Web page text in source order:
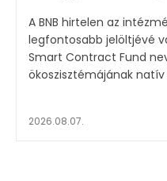
A BNB hirtelen az
legfontosabb jelöltjévé
Smart Contract Fund
ökoszisztémájának
2026.08.07.